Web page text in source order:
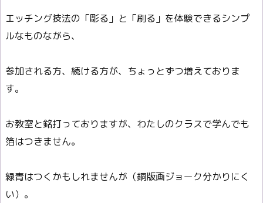
エッチング技法の「彫る」と「刷る」を体験できるシンプ
ルなものながら、
参加される方、続ける方が、ちょっとずつ増えておりま
す。
お教室と銘打っておりますが、わたしのクラスで学んでも
箔はつきません。
緑青はつくかもしれませんが（銅版画ジョーク分かりにく
い）。